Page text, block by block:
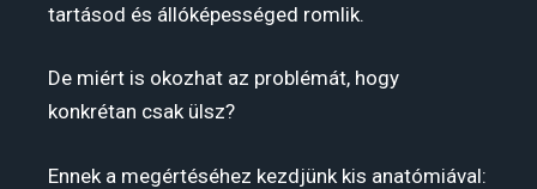
tartásod és állóképességed romlik.
De miért is okozhat az problémát, hogy
konkrétan csak ülsz?
Ennek a megértéséhez kezdjünk kis anatómiával: